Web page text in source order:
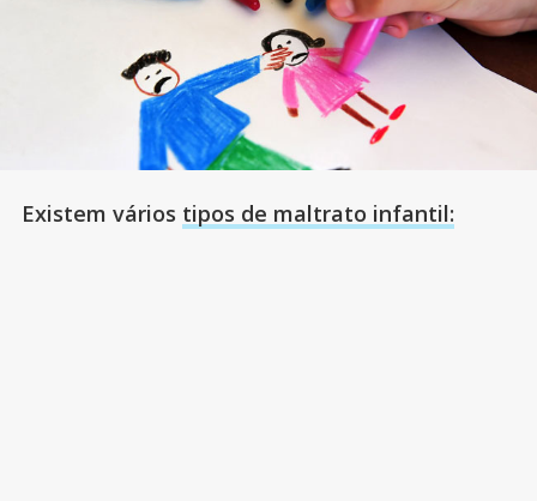
Existem vários tipos de maltrato infantil: